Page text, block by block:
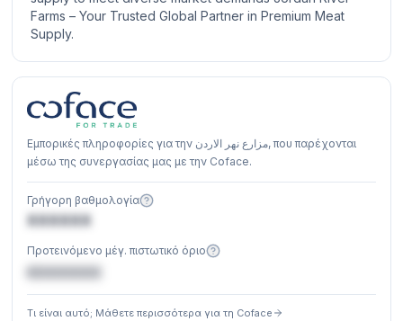
Farms – Your Trusted Global Partner in Premium Meat
Supply.
Εμπορικές πληροφορίες για την مزارع نهر الاردن, που παρέχονται
μέσω της συνεργασίας μας με την Coface.
Γρήγορη βαθμολογία
XXXXXX
Προτεινόμενο μέγ. πιστωτικό όριο
€XXXXXX
Τι είναι αυτό; Μάθετε περισσότερα για τη Coface